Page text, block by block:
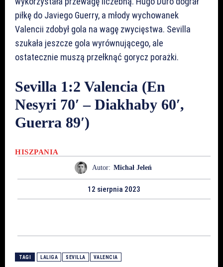
piłkę do Javiego Guerry, a młody wychowanek
Valencii zdobył gola na wagę zwycięstwa. Sevilla
szukała jeszcze gola wyrównującego, ale
ostatecznie muszą przełknąć gorycz porażki.
Sevilla 1:2 Valencia (En
Nesyri 70′ – Diakhaby 60′,
Guerra 89′)
HISZPANIA
Autor: Michał Jeleń
12 sierpnia 2023
TAGI LALIGA SEVILLA VALENCIA